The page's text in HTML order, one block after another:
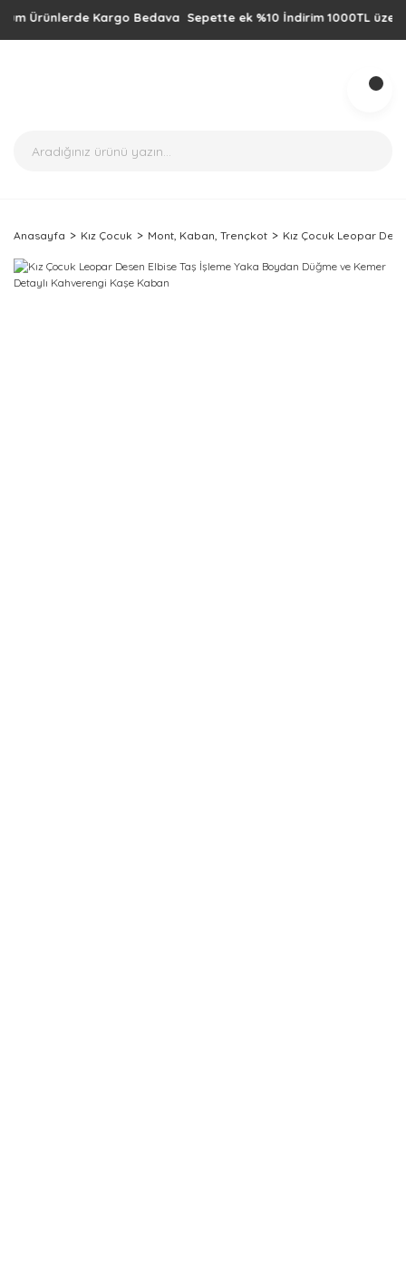
Ürünlerde Kargo Bedava Sepette ek %10 İndirim 1000TL üzeri
Anasayfa Kız Çocuk Mont, Kaban, Trençkot Kız Çocuk Leopar